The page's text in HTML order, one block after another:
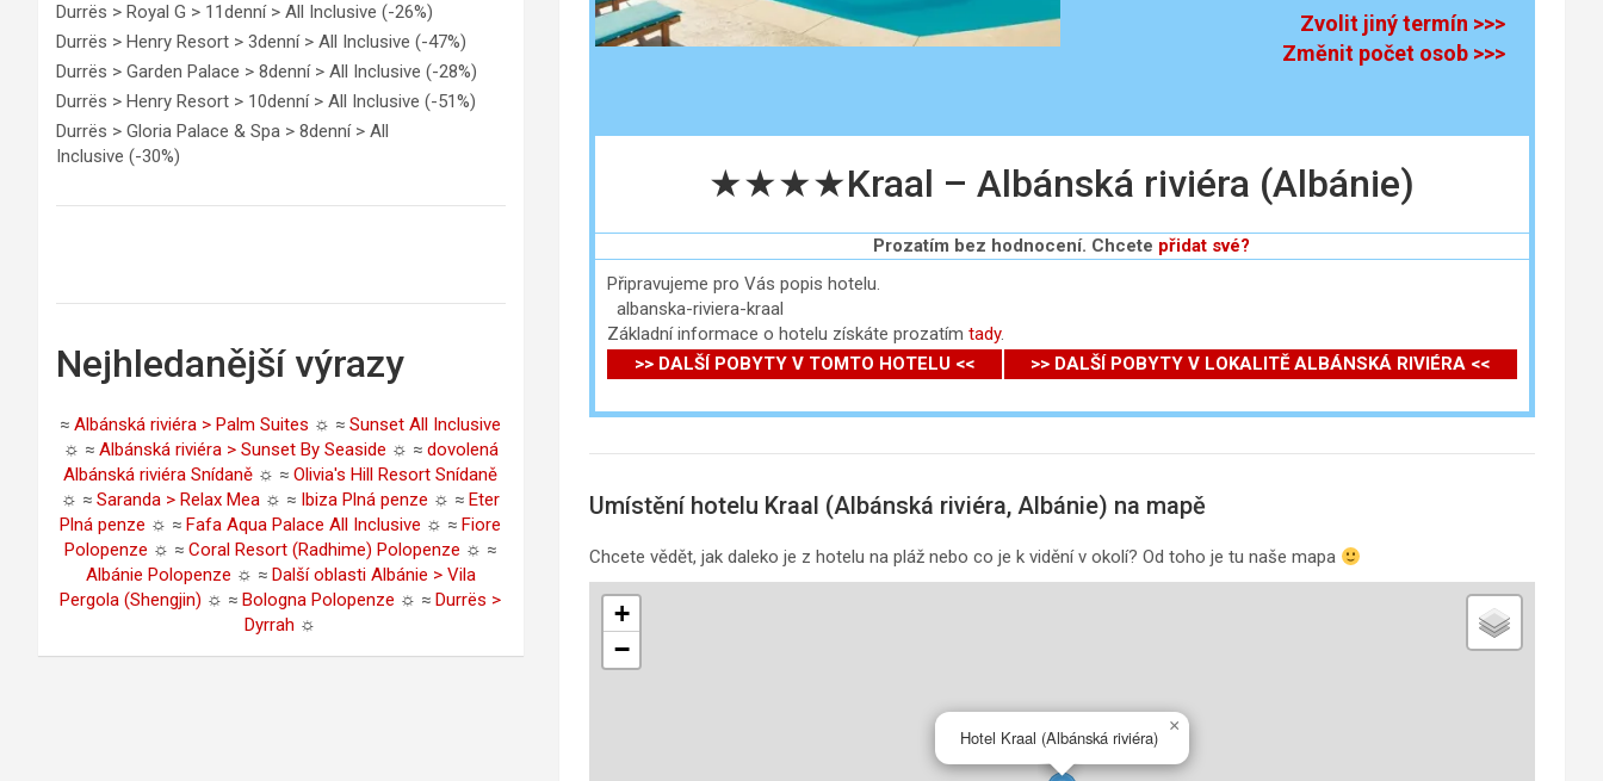
Zvolit jiný termín >>>
Změnit počet osob >>>
★★★★Kraal – Albánská riviéra (Albánie)
Prozatím bez hodnocení. Chcete přidat své?
Připravujeme pro Vás popis hotelu.
albanska-riviera-kraal
Základní informace o hotelu získáte prozatím tady.
>> DALŠÍ POBYTY V TOMTO HOTELU <<
>> DALŠÍ POBYTY V LOKALITĚ ALBÁNSKÁ RIVIÉRA <<
Umístění hotelu Kraal (Albánská riviéra, Albánie) na mapě
Chcete vědět, jak daleko je z hotelu na pláž nebo co je k vidění v okolí? Od toho je tu naše mapa
Hotel Kraal (Albánská riviéra)
×
+
−
Durrës > Royal G > 11denní > All Inclusive (-26%)
Durrës > Henry Resort > 3denní > All Inclusive (-47%)
Durrës > Garden Palace > 8denní > All Inclusive (-28%)
Durrës > Henry Resort > 10denní > All Inclusive (-51%)
Durrës > Gloria Palace & Spa > 8denní > All
Inclusive (-30%)
Nejhledanější výrazy
≈Albánská riviéra > Palm Suites ☼ ≈Sunset All Inclusive
☼ ≈ Albánská riviéra > Sunset By Seaside ☼ ≈ dovolená
Albánská riviéra Snídaně ☼ ≈Olivia's Hill Resort Snídaně
☼ ≈Saranda > Relax Mea ☼ ≈ Ibiza Plná penze ☼ ≈Eter
Plná penze ☼ ≈Fafa Aqua Palace All Inclusive ☼ ≈Fiore
Polopenze ☼ ≈Coral Resort (Radhime) Polopenze ☼ ≈
Albánie Polopenze ☼ ≈ Další oblasti Albánie > Vila
Pergola (Shengjin) ☼ ≈Bologna Polopenze ☼ ≈Durrës >
Dyrrah ☼